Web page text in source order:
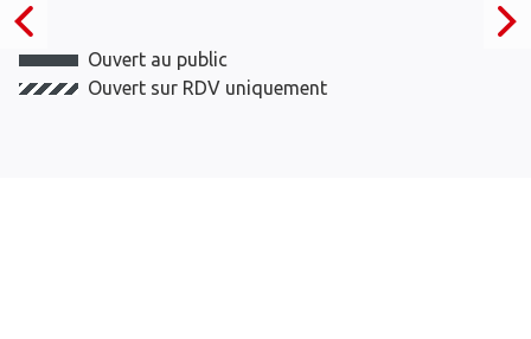
Ouvert au public
Ouvert sur RDV uniquement